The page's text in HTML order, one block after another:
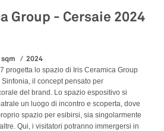
Group - Cersaie 2024
2024
progetta lo spazio di Iris Ceramica Group
il concept pensato per
del brand. Lo spazio espositivo si
un luogo di incontro e scoperta, dove
spazio per esibirsi, sia singolarmente
Qui, i visitatori potranno immergersi in